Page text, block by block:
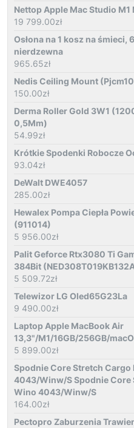
Nettop Apple Mac Studio M1
19 799.00zł
Osłona na 1 kosz na śmieci,
nierdzewna
965.65zł
Nedis Ceiling Mount
150.00zł
Derma Roller Gold 3W1
0,5Mm)
54.99zł
Krótkie Spodenki Robocze
93.04zł
DeWalt DWE4057
285.00zł
Hewalex Pompa Ciepła
(911014)
5 956.00zł
Palit Geforce Rtx3080 Ti
384Bit
5 509.72zł
Telewizor LG Oled65G23La
9 490.00zł
Laptop Apple MacBook Air
13,3"/M1/16GB/256GB/
5 899.00zł
Spodnie Core Stretch Cargo
4043/Winw/S Spodnie Core
Wino 4043/Winw/S
164.00zł
Pectopro Zaburzenia